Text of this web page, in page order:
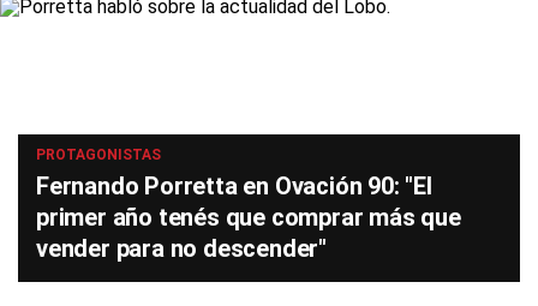
PROTAGONISTAS
Fernando Porretta en Ovación 90: "El
primer año tenés que comprar más que
vender para no descender"